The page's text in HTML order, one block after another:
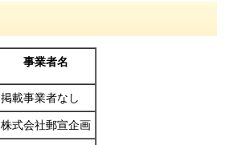
事業者名
掲載事業者なし
株式会社郵宣企画